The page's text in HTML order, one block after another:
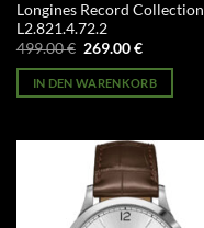
Longines Record Collection
L2.821.4.72.2
499.00€ Ursprünglicher
war:
499.00 €
269.00€Aktueller
ist:
269.00 €.
IN DEN WARENKORB